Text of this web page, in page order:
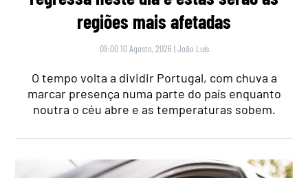
regiões mais afetadas
09:00 10 Agosto, 2026 |João Luís
O tempo volta a dividir Portugal, com chuva a
marcar presença numa parte do país enquanto
noutra o céu abre e as temperaturas sobem.